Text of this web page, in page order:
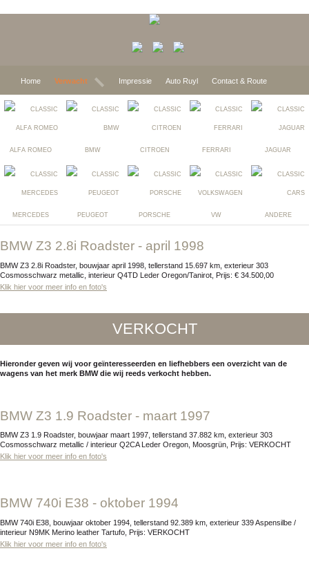
Home Verwacht Impressie Auto Ruyl Contact & Route
ALFA ROMEO BMW CITROEN FERRARI JAGUAR
MERCEDES PEUGEOT PORSCHE VW ANDERE
BMW Z3 2.8i Roadster - april 1998
BMW Z3 2.8i Roadster, bouwjaar april 1998, tellerstand 15.697 km, exterieur 303
Cosmosschwarz metallic, interieur Q4TD Leder Oregon/Tanirot, Prijs: € 34.500,00
Klik hier voor meer info en foto's
VERKOCHT
Hieronder geven wij voor geïnteresseerden en liefhebbers een overzicht van de
wagens van het merk BMW die wij reeds verkocht hebben.
BMW Z3 1.9 Roadster - maart 1997
BMW Z3 1.9 Roadster, bouwjaar maart 1997, tellerstand 37.882 km, exterieur 303
Cosmosschwarz metallic / interieur Q2CA Leder Oregon, Moosgrün, Prijs: VERKOCHT
Klik hier voor meer info en foto's
BMW 740i E38 - oktober 1994
BMW 740i E38, bouwjaar oktober 1994, tellerstand 92.389 km, exterieur 339 Aspensilbe /
interieur N9MK Merino leather Tartufo, Prijs: VERKOCHT
Klik hier voor meer info en foto's